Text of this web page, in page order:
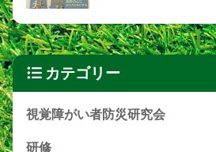
カテゴリー
視覚障がい者防災研究会
研修